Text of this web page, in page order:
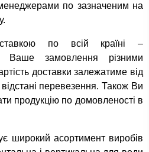
по зазначеним на
по всій країні –
Ваше замовлення різними
доставки залежатиме від
перевезення. Також Ви
продукцію по домовленості в
широкий асортимент виробів